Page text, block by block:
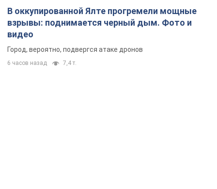
В оккупированной Ялте прогремели мощные
взрывы: поднимается черный дым. Фото и
видео
Город, вероятно, подвергся атаке дронов
6 часов назад 7,4 т.